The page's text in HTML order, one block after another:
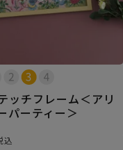
ッチフレーム＜アリ
パーティー＞
込